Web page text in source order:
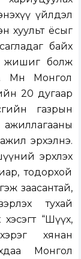
үйлдэл
хуульт ёсыг
байх
жишиг болж
Мөн Монгол
20 дугаар
газрын
эрхэлнэ.
эрхлэх
тодорхой
заасантай,
тухай
“Шүүх,
хянан
Монгол